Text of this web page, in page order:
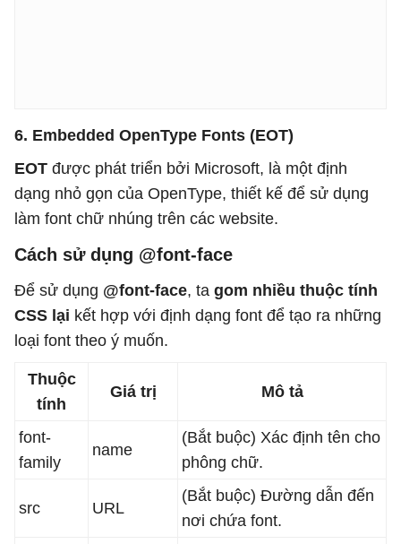
6. Embedded OpenType Fonts (EOT)
EOT được phát triển bởi Microsoft, là một định
dạng nhỏ gọn của OpenType, thiết kế để sử dụng
làm font chữ nhúng trên các website.
Cách sử dụng @font-face
Để sử dụng @font-face, ta gom nhiều thuộc tính
CSS lại kết hợp với định dạng font để tạo ra những
loại font theo ý muốn.
Thuộc
tính
Giá trị Mô tả
font-
family
name
(Bắt buộc) Xác định tên cho
phông chữ.
src URL
(Bắt buộc) Đường dẫn đến
nơi chứa font.